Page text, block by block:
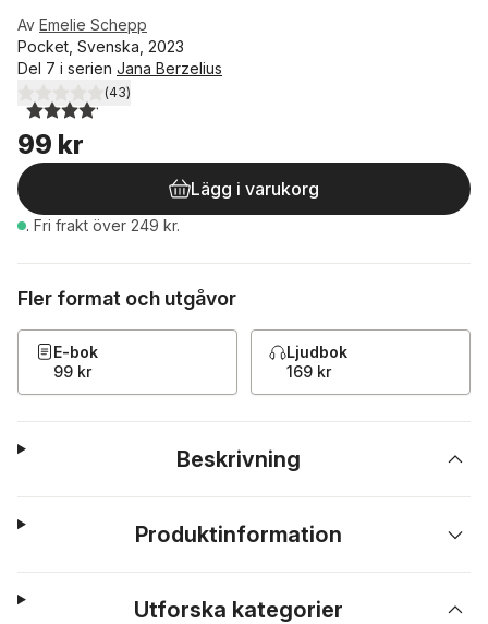
Av Emelie Schepp
Pocket, Svenska, 2023
Del 7 i serien Jana Berzelius
4,1utav 5 stjärnor. Totalt antal röster:
(43)
99 kr
Lägg i varukorg
. Fri frakt över 249 kr.
Fler format och utgåvor
E-bok
99 kr
Ljudbok
169 kr
Beskrivning
Produktinformation
Utforska kategorier